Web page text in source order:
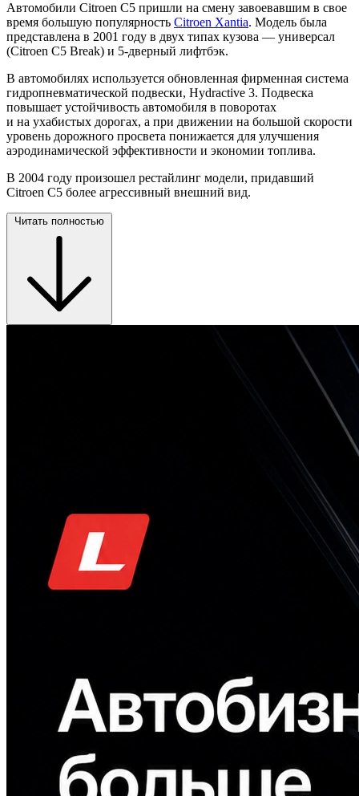
Автомобили Citroen C5 пришли на смену завоевавшим в свое
время большую популярность Citroen Xantia. Модель была
представлена в 2001 году в двух типах кузова — универсал
(Citroen C5 Break) и 5-дверный лифтбэк.
В автомобилях используется обновленная фирменная система
гидропневматической подвески, Hydractive 3. Подвеска
повышает устойчивость автомобиля в поворотах
и на ухабистых дорогах, а при движении на большой скорости
уровень дорожного просвета понижается для улучшения
аэродинамической эффективности и экономии топлива.
В 2004 году произошел рестайлинг модели, придавший
Citroen C5 более агрессивный внешний вид.
Читать полностью